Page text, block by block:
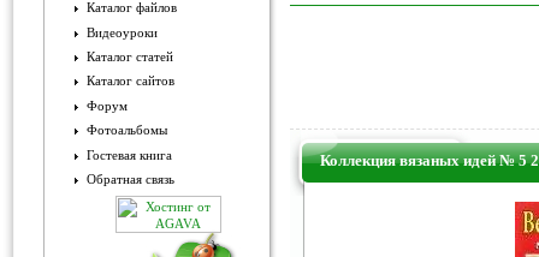
Каталог файлов
Видеоуроки
Каталог статей
Каталог сайтов
Форум
Фотоальбомы
Гостевая книга
Обратная связь
Коллекция вязаных идей № 5